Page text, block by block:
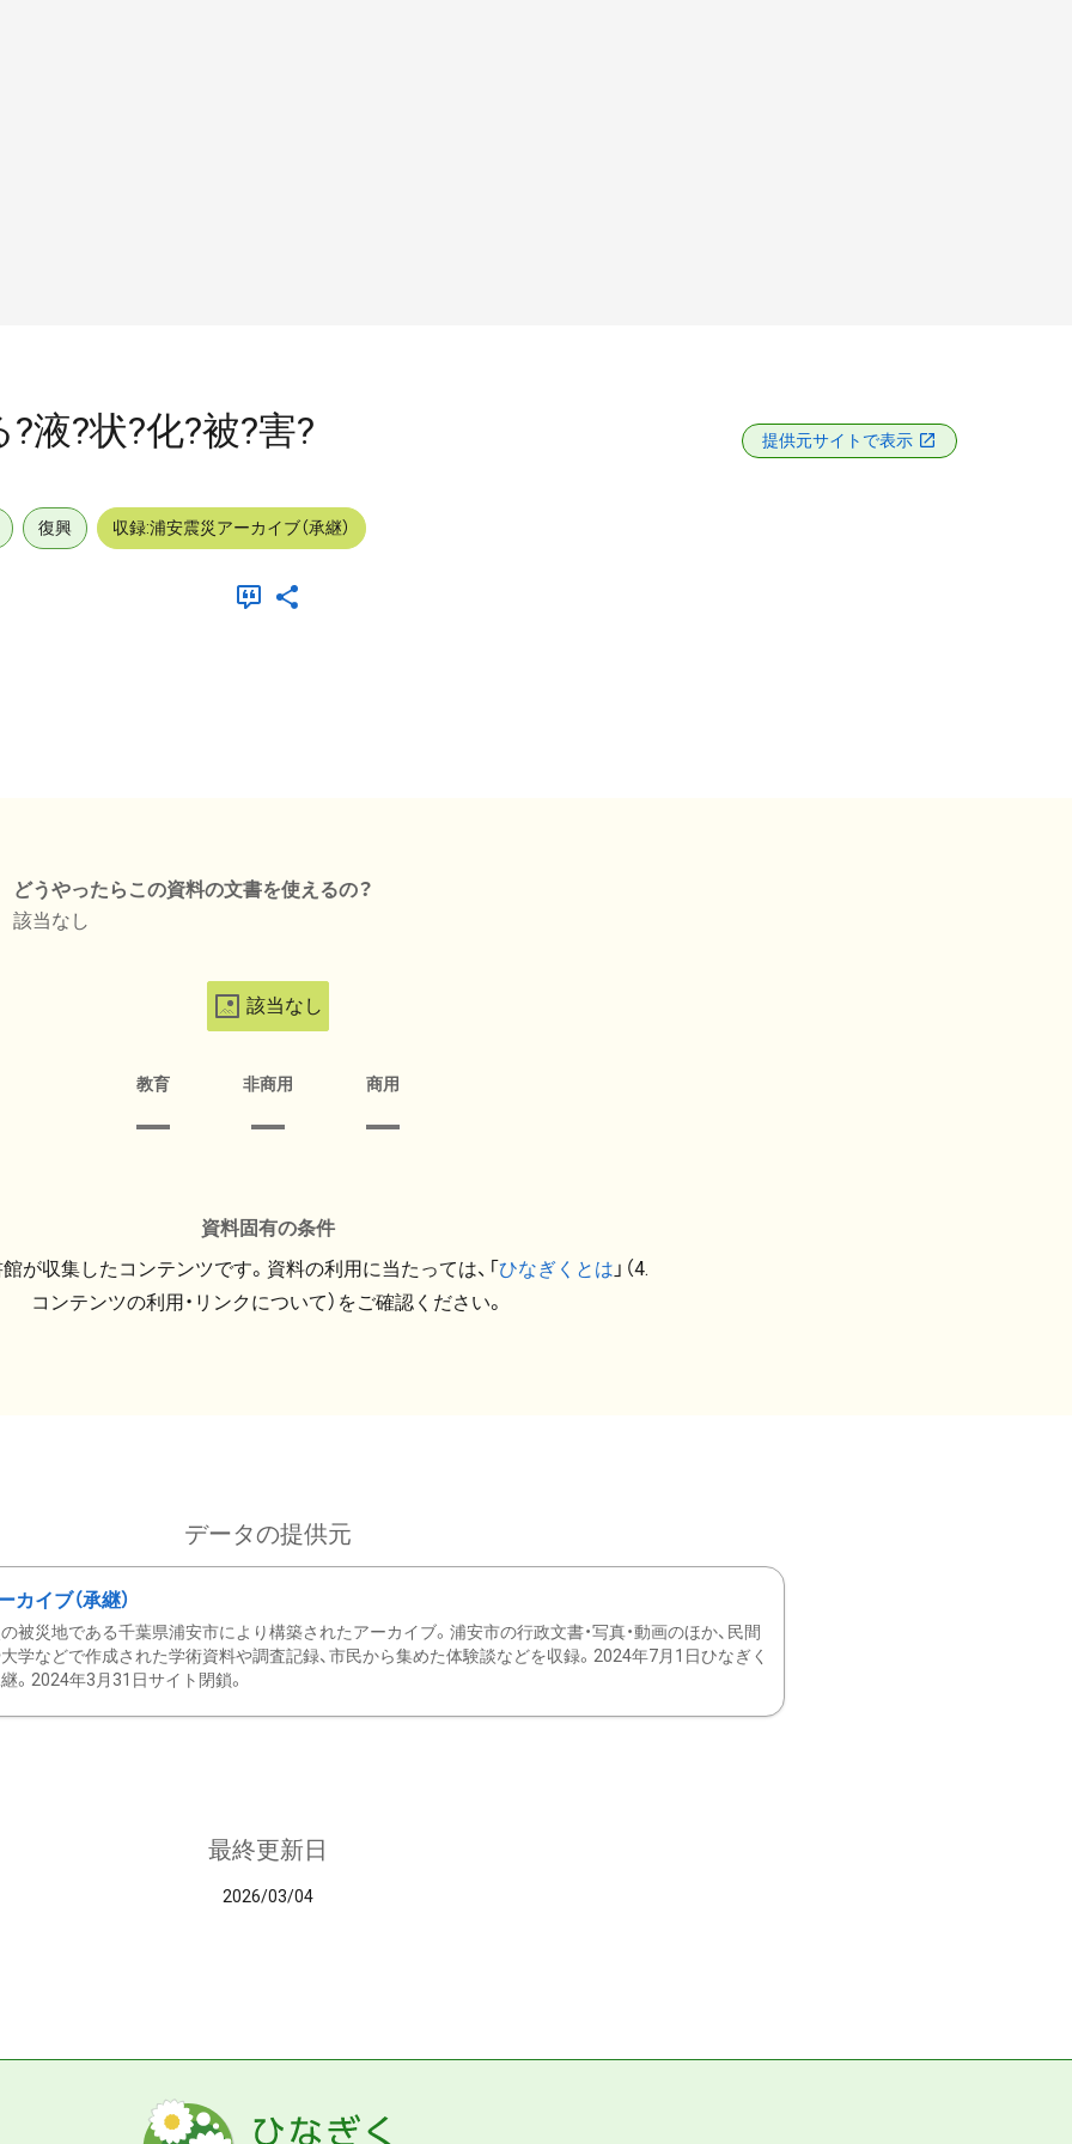
液?状?化?被?害? 提供元サイトで表示
復興 収録:浦安震災アーカイブ（承継）
どうやったらこの資料の文書を使えるの？
該当なし
該当なし
教育 非商用 商用
資料固有の条件
が収集したコンテンツです。資料の利用に当たっては、「ひなぎくとは 」（4.
コンテンツの利用・リンクについて）をご確認ください。
データの提供元
イブ（承継）
被災地である千葉県浦安市により構築されたアーカイブ。浦安市の行政文書・写真・動画のほか、民間
学などで作成された学術資料や調査記録、市民から集めた体験談などを収録。2024年7月1日ひなぎく
。2024年3月31日サイト閉鎖。
最終更新日
2026/03/04